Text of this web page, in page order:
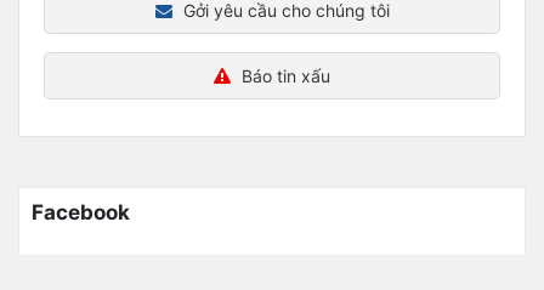
Gởi yêu cầu cho chúng tôi
Báo tin xấu
Facebook